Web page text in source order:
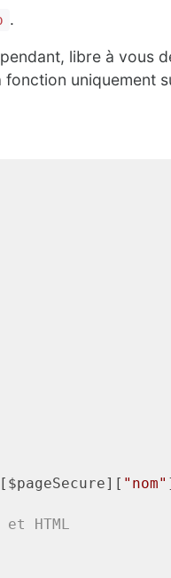
.
libre à vous
fonction uniquement
"nom"
HTML